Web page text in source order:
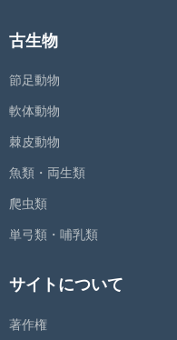
古生物
節足動物
軟体動物
棘皮動物
魚類・両生類
爬虫類
単弓類・哺乳類
サイトについて
著作権